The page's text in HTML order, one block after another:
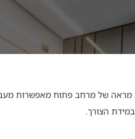
מראה של מרחב פתוח מאפשרות
הצורך.